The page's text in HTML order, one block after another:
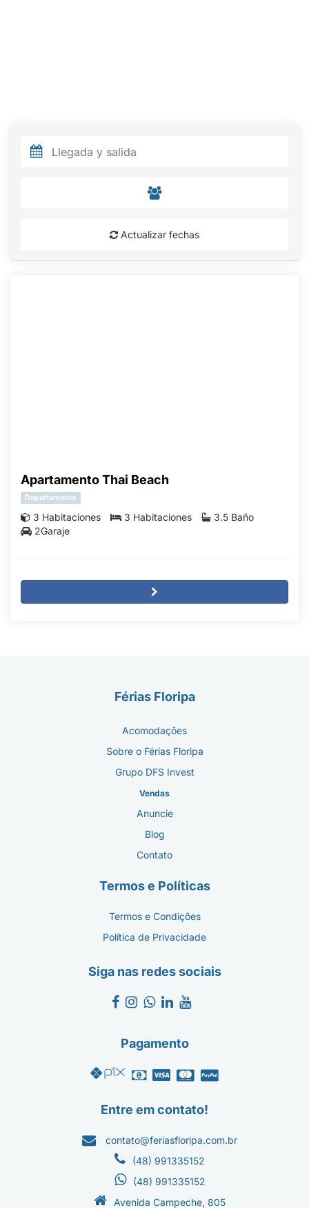
Actualizar fechas
Apartamento Thai Beach
Departamento
3 Habitaciones 3 Habitaciones
3.5 Baño
2Garaje
Férias Floripa
Acomodações
Sobre o Férias Floripa
Grupo DFS Invest
Vendas
Anuncie
Blog
Contato
Termos e Políticas
Termos e Condições
Política de Privacidade
Siga nas redes sociais
Pagamento
Entre em contato!
contato@feriasfloripa.com.br
(48) 991335152
(48) 991335152
Avenida Campeche, 805